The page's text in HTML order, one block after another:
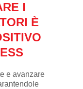
I
È
e avanzare